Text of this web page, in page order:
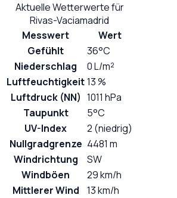
Aktuelle Wetterwerte für
Rivas-Vaciamadrid
Messwert
Wert
Gefühlt
36°C
Niederschlag
0 L/m²
Luftfeuchtigkeit13 %
Luftdruck (NN) 1011 hPa
Taupunkt
5°C
UV-Index
2 (niedrig)
Nullgradgrenze 4481 m
Windrichtung
SW
Windböen
29 km/h
Mittlerer Wind
13 km/h